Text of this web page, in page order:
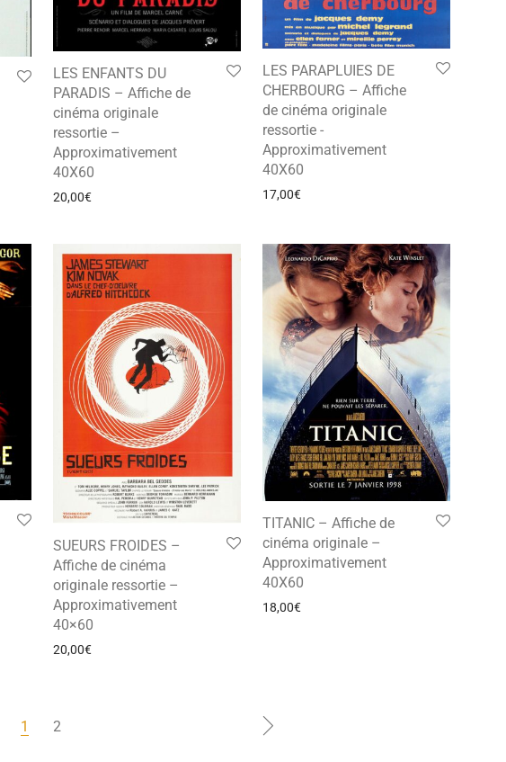
LES ENFANTS DU
PARADIS – Affiche de
cinéma originale
ressortie –
Approximativement
40X60
20,00€
LES PARAPLUIES DE
CHERBOURG – Affiche
de cinéma originale
ressortie -
Approximativement
40X60
17,00€
SUEURS FROIDES –
Affiche de cinéma
originale ressortie –
Approximativement
40×60
20,00€
TITANIC – Affiche de
cinéma originale –
Approximativement
40X60
18,00€
1 2